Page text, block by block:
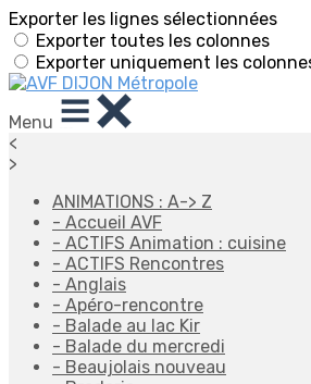
Exporter les lignes sélectionnées
Exporter toutes les colonnes
Exporter uniquement les
Menu
<
>
ANIMATIONS : A-> Z
- Accueil AVF
- ACTIFS Animation : cuisine
- ACTIFS Rencontres
- Anglais
- Apéro-rencontre
- Balade au lac Kir
- Balade du mercredi
- Beaujolais nouveau